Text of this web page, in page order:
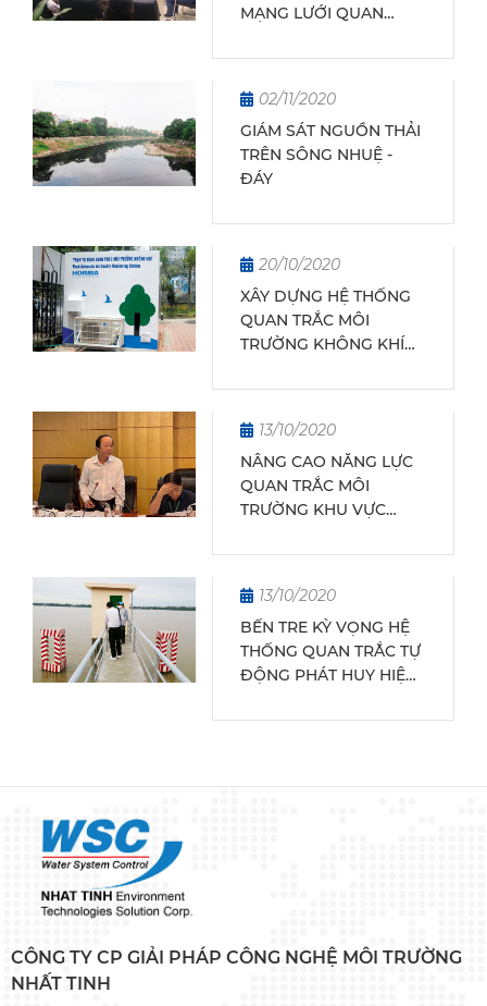
MẠNG LƯỚI QUAN
VĂN
02/11/2020
GIÁM SÁT NGUỒN THẢI
TRÊN SÔNG NHUỆ -
ĐÁY
20/10/2020
XÂY DỰNG HỆ THỐNG
QUAN TRẮC MÔI
TRƯỜNG KHÔNG KHÍ
VỮNG: TẦM NHÌN CHIẾN
THỜI ĐẠI
13/10/2020
NÂNG CAO NĂNG LỰC
QUAN TRẮC MÔI
TRƯỜNG KHU VỰC
13/10/2020
BẾN TRE KỲ VỌNG HỆ
THỐNG QUAN TRẮC TỰ
ĐỘNG PHÁT HUY HIỆU
CÔNG TY CP GIẢI PHÁP CÔNG NGHỆ MÔI TRƯỜNG
NHẤT TINH